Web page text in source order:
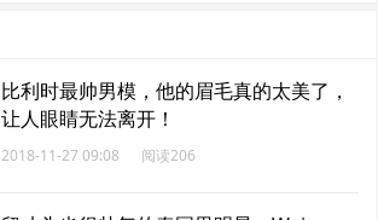
比利时最帅男模，他的眉毛真的太美了，
让人眼睛无法离开！
2018-11-27 09:08 阅读206